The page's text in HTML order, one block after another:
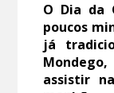
O Dia da
poucos
já
assistir